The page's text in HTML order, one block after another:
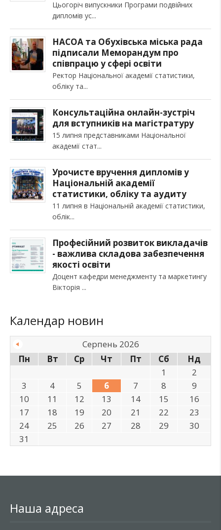
Цьогоріч випускники Програми подвійних
дипломів ус
НАСОА та Обухівська міська рада
підписали Меморандум про
співпрацю у сфері освіти
Ректор Національної академії статистики,
обліку та
Консультаційна онлайн-зустріч
для вступників на магістратуру
15 липня представниками Національної
академії стат
Урочисте вручення дипломів у
Національній академії
статистики, обліку та аудиту
11 липня в Національній академії статистики,
облік
Професійний розвиток викладачів
- важлива складова забезпечення
якості освіти
Доцент кафедри менеджменту та маркетингу
Вікторія
Календар новин
Серпень 2026
Пн
Вт Ср Чт Пт Сб
Нд
1
2
3
4 5 6 7 8
9
10
11 12 13 14 15
16
17
18 19 20 21 22
23
24
25 26 27 28 29
30
31
Наша адреса